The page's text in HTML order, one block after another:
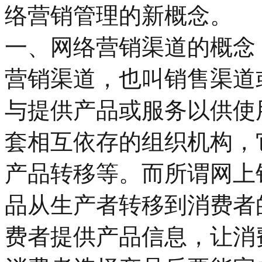
络营销管理的新概念。
一、网络营销渠道的概念
营销渠道，也叫销售渠
与提供产品或服务以供
套相互依存的组织机构
产品转移等。而所谓网
品从生产者转移到消费
费者提供产品信息，让